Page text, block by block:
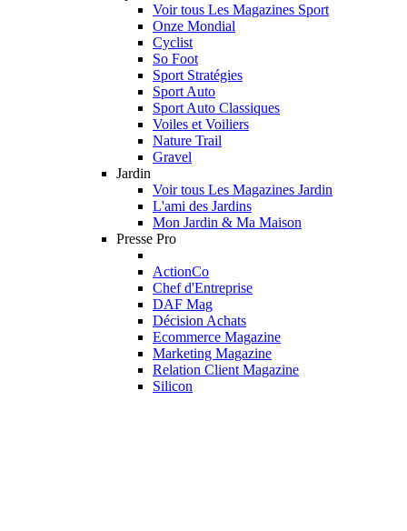
Voir tous Les Magazines Sport
Onze Mondial
Cyclist
So Foot
Sport Stratégies
Sport Auto
Sport Auto Classiques
Voiles et Voiliers
Nature Trail
Gravel
Jardin
Voir tous Les Magazines Jardin
L'ami des Jardins
Mon Jardin & Ma Maison
Presse Pro
ActionCo
Chef d'Entreprise
DAF Mag
Décision Achats
Ecommerce Magazine
Marketing Magazine
Relation Client Magazine
Silicon